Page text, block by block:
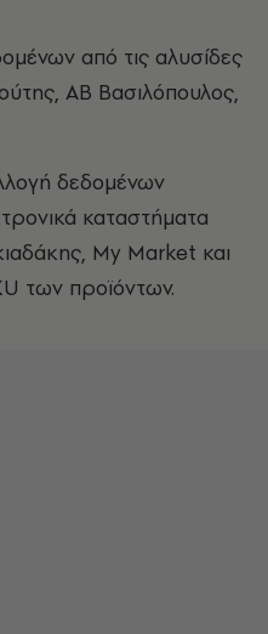
από τις αλυσίδες
ΑΒ Βασιλόπουλος,
δεδομένων
καταστήματα
My Market και
των προϊόντων.